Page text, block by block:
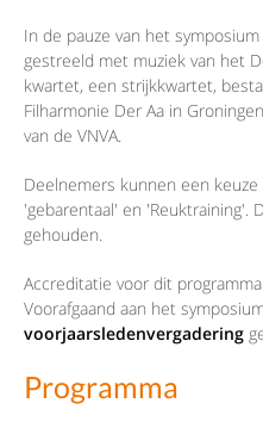
In de pauze van het
gestreeld met muziek van het
kwartet, een strijkkwartet,
Filharmonie Der Aa in
van de VNVA.
Deelnemers kunnen een
'gebarentaal' en 'Reuktraining'.
gehouden.
Accreditatie voor dit
Voorafgaand aan het
voorjaarsledenvergadering
Programma